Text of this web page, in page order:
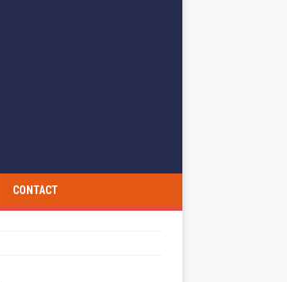
CONTACT